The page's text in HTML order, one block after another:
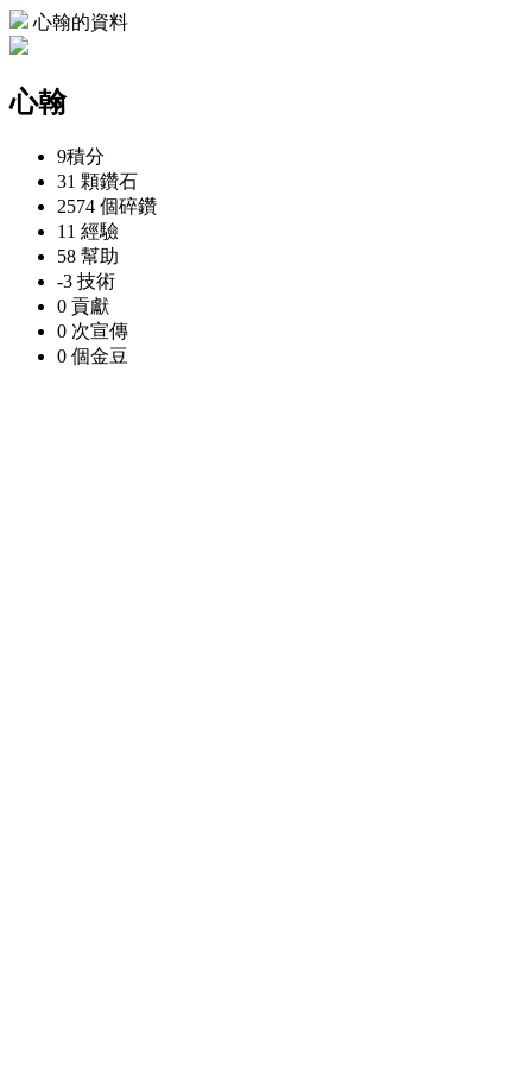
心翰的資料
心翰
9積分
31 顆鑽石
2574 個碎鑽
11 經驗
58 幫助
-3 技術
0 貢獻
0 次宣傳
0 個金豆